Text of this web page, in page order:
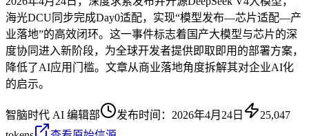
海光DCU同步完成Day0适配，实现“模型发布—芯片适配—产
业落地”的高效闭环。这一事件标志着国产大模型与芯片的深
度协同进入新阶段，为全球开发者提供即取即用的部署方案，
降低了AI应用门槛。文章从商业落地角度拆解其对企业AI化
的启示。
智脑时代 AI 编辑部 发布时间： 2026年4月24日
25,047